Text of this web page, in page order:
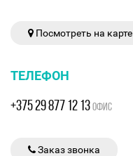
Посмотреть на карте
ТЕЛЕФОН
+375 29 877 12 13ОФИС
Заказ звонка